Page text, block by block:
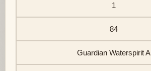
1
84
Guardian Waterspirit A